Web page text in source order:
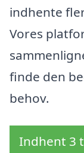
indhente
Vores
finde den
behov.
Indhent 3